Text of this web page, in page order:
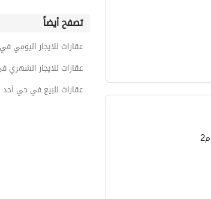
عقارات حي القادسية
عقارات حي الخضرية
عقارات حي المحمدية
تصفح أيضاً
عقارات للايجار اليومي
عقارات للايجار
عقارات للبيع في حي أحد